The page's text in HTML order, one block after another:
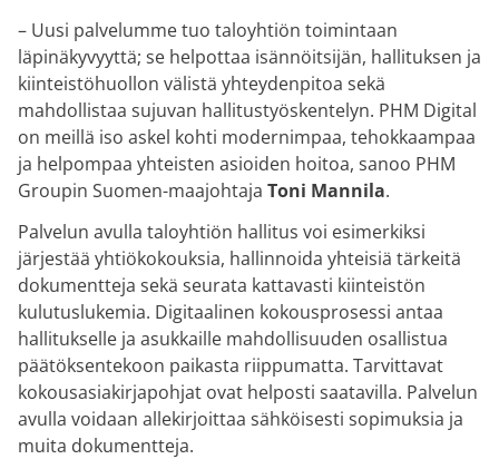
– Uusi palvelumme tuo taloyhtiön toimintaan
läpinäkyvyyttä; se helpottaa isännöitsijän, hallituksen ja
kiinteistöhuollon välistä yhteydenpitoa sekä
mahdollistaa sujuvan hallitustyöskentelyn. PHM Digital
on meillä iso askel kohti modernimpaa, tehokkaampaa
ja helpompaa yhteisten asioiden hoitoa, sanoo PHM
Groupin Suomen-maajohtaja Toni Mannila.
Palvelun avulla taloyhtiön hallitus voi esimerkiksi
järjestää yhtiökokouksia, hallinnoida yhteisiä tärkeitä
dokumentteja sekä seurata kattavasti kiinteistön
kulutuslukemia. Digitaalinen kokousprosessi antaa
hallitukselle ja asukkaille mahdollisuuden osallistua
päätöksentekoon paikasta riippumatta. Tarvittavat
kokousasiakirjapohjat ovat helposti saatavilla. Palvelun
avulla voidaan allekirjoittaa sähköisesti sopimuksia ja
muita dokumentteja.